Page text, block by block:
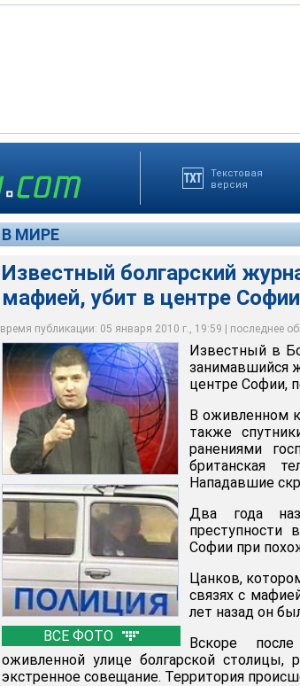
Текстовая
версия
В МИРЕ
Известный болгарский
мафией, убит в центре Софии
время публикации: 05 января 2010 г., 19:59 | последнее
ВСЕ ФОТО
Известный в Болгарии репортер Борис
журналистскими расследованиями, убит в
slusham.com
Вскоре после убийства, которое произошло
столицы, руководство МВД страны
происшествия оцеплена полицией
Архив NEWSru.com
Два года назад автор книг об
Стоев был убит в Софии при похожих
grani.ru
Известный в
занимавшийся
центре Софии,
В оживленном
также
ранениями
британская
Нападавшие
Два года
преступности
Софии при
Цанков,
связях с
лет назад он
Вскоре
оживленной улице болгарской
экстренное совещание. Территория